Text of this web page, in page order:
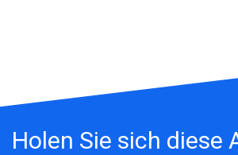
Holen Sie sich diese